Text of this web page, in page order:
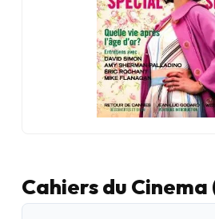
Cahiers du